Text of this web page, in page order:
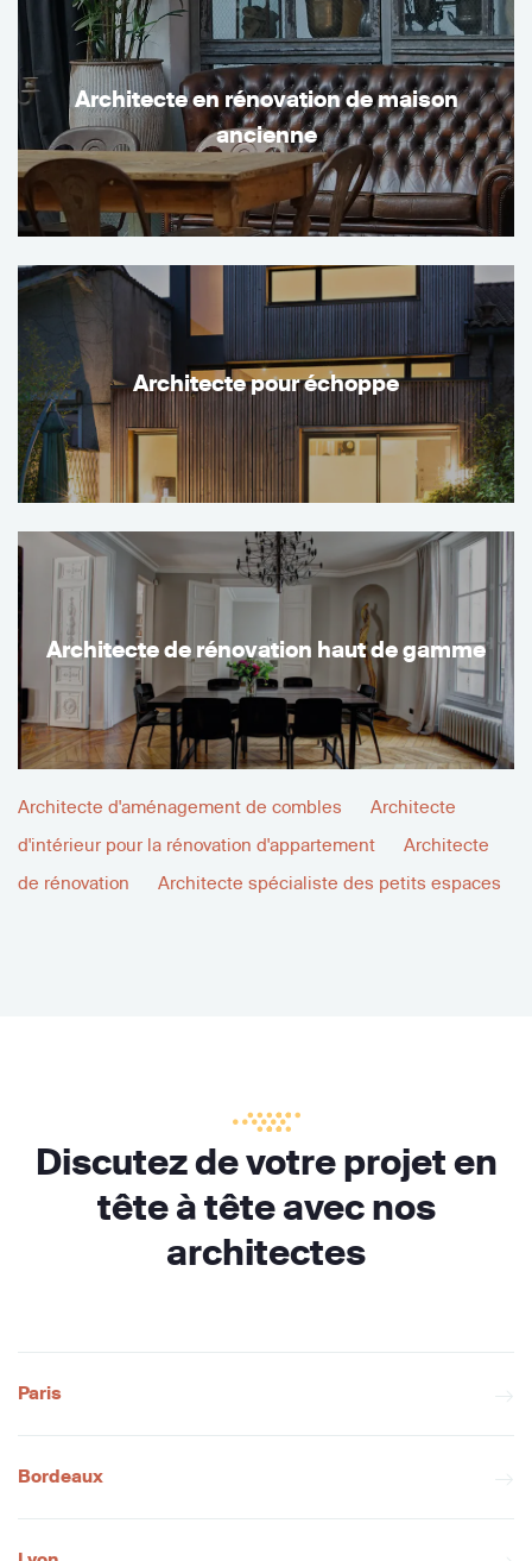
Architecte en rénovation de maison
ancienne
Architecte pour échoppe
Architecte de rénovation haut de gamme
Architecte d'aménagement de combles
Architecte
d'intérieur pour la rénovation d'appartement
Architecte
de rénovation
Architecte spécialiste des petits espaces
Discutez de votre projet en
tête à tête avec nos
architectes
Paris
Bordeaux